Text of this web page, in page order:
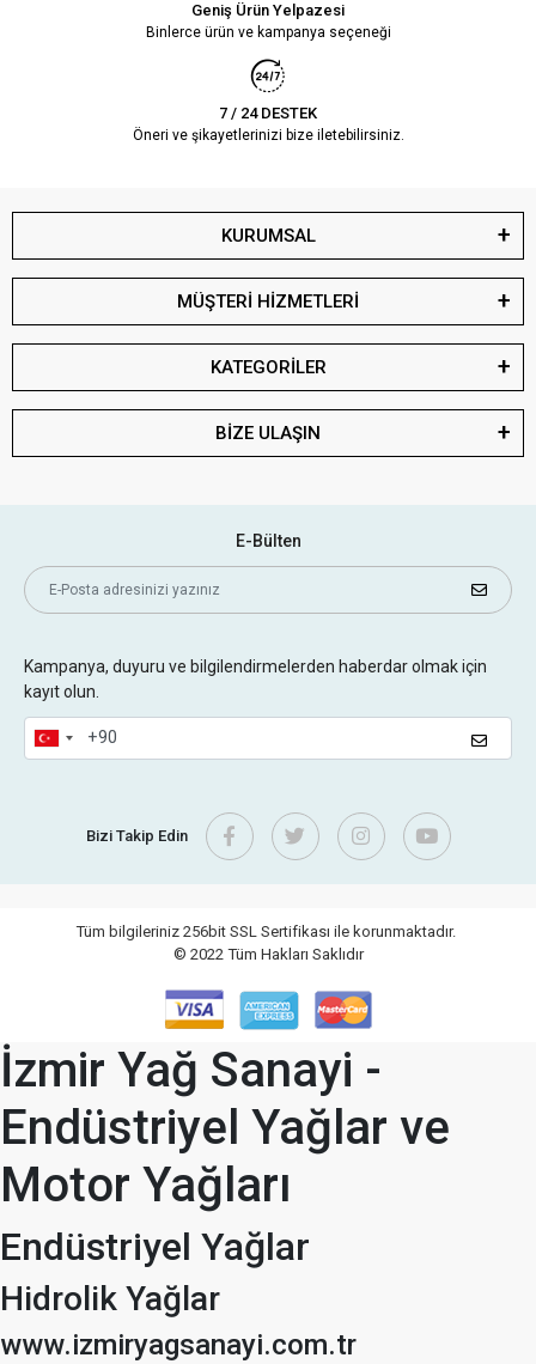
Geniş Ürün Yelpazesi
Binlerce ürün ve kampanya seçeneği
7 / 24 DESTEK
Öneri ve şikayetlerinizi bize iletebilirsiniz.
KURUMSAL
MÜŞTERİ HİZMETLERİ
KATEGORİLER
BİZE ULAŞIN
E-Bülten
Kampanya, duyuru ve bilgilendirmelerden haberdar olmak için
kayıt olun.
Bizi Takip Edin
Tüm bilgileriniz 256bit SSL Sertifikası ile korunmaktadır.
© 2022 Tüm Hakları Saklıdır
İzmir Yağ Sanayi -
Endüstriyel Yağlar ve
Motor Yağları
Endüstriyel Yağlar
Hidrolik Yağlar
www.izmiryagsanayi.com.tr